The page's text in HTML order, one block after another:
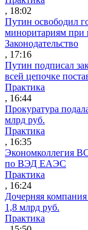
, 18:02
Путин освободил
миноритариям при
Законодательство
, 17:16
Путин подписал
всей цепочке
Практика
, 16:44
Прокуратура
млрд руб.
Практика
, 16:35
Экономколлегия
по ВЭД ЕАЭС
Практика
, 16:24
Дочерняя
1,8 млрд руб.
Практика